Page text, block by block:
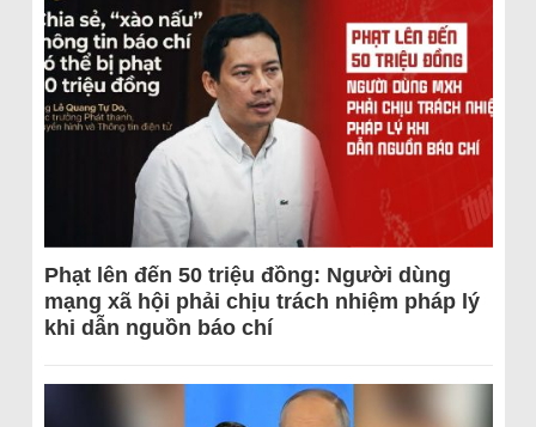
Phạt lên đến 50 triệu đồng: Người dùng
mạng xã hội phải chịu trách nhiệm pháp lý
khi dẫn nguồn báo chí